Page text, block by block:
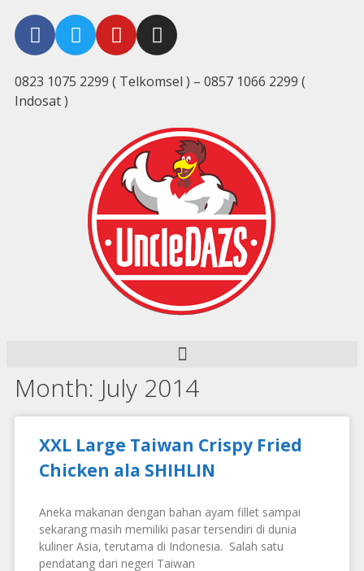
0823 1075 2299 ( Telkomsel ) – 0857 1066 2299 (
Indosat )
Month: July 2014
XXL Large Taiwan Crispy Fried
Chicken ala SHIHLIN
Aneka makanan dengan bahan ayam fillet sampai
sekarang masih memiliki pasar tersendiri di dunia
kuliner Asia, terutama di Indonesia. Salah satu
pendatang dari negeri Taiwan